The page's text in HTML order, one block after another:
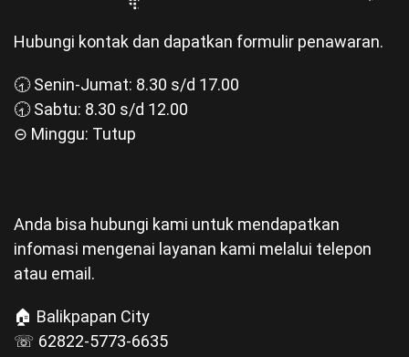
Hubungi kontak dan dapatkan formulir penawaran.
🕣 Senin-Jumat: 8.30 s/d 17.00
🕣 Sabtu: 8.30 s/d 12.00
⊝ Minggu: Tutup
Anda bisa hubungi kami untuk mendapatkan
infomasi mengenai layanan kami melalui telepon
atau email.
🏠 Balikpapan City
☏ 62822-5773-6635